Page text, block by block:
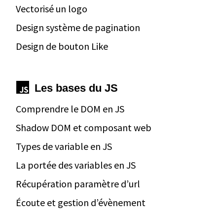
Vectorisé un logo
Design système de pagination
Design de bouton Like
Les bases du JS
Comprendre le DOM en JS
Shadow DOM et composant web
Types de variable en JS
La portée des variables en JS
Récupération paramètre d’url
Écoute et gestion d’évènement